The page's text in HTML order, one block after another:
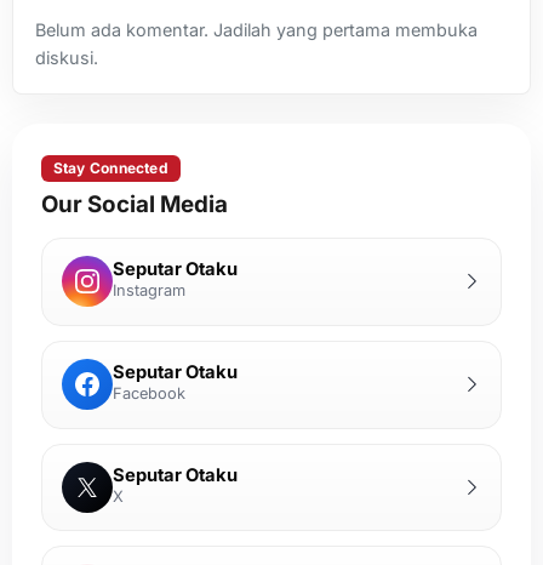
Belum ada komentar. Jadilah yang pertama membuka
diskusi.
Stay Connected
Our Social Media
Seputar Otaku
Instagram
Seputar Otaku
Facebook
Seputar Otaku
X